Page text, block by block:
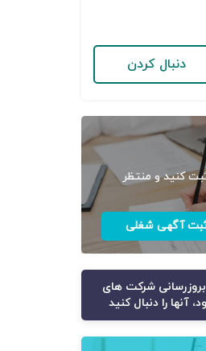
دنبال کردن
کنید و منتظر
آگهی شغلی
بروزرسانی شرکت های
آنها را دنبال کنید